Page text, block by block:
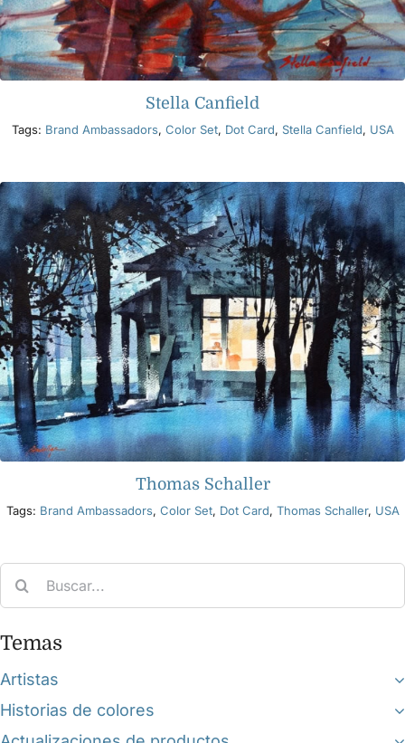
Stella Canfield
Tags: Brand Ambassadors, Color Set, Dot Card, Stella Canfield, USA
Thomas Schaller
Tags: Brand Ambassadors, Color Set, Dot Card, Thomas Schaller, USA
Temas
Artistas
Historias de colores